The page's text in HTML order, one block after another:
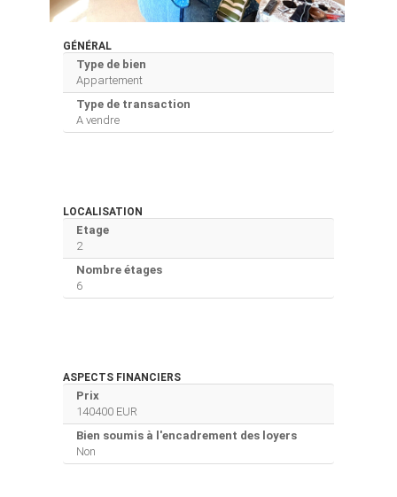
GÉNÉRAL
Type de bien
Appartement
Type de transaction
A vendre
LOCALISATION
Etage
2
Nombre étages
6
ASPECTS FINANCIERS
Prix
140400 EUR
Bien soumis à l'encadrement des loyers
Non